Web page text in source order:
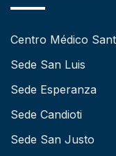
Centro Médico
Sede San Luis
Sede Esperanza
Sede Candioti
Sede San Justo